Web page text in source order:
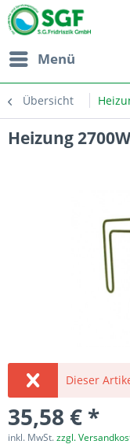
Menü
Übersicht
Heizung
Dieser
35,58 € *
inkl. MwSt.zzgl.